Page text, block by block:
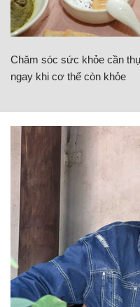
Chăm sóc sức khỏe cần
ngay khi cơ thể còn khỏe